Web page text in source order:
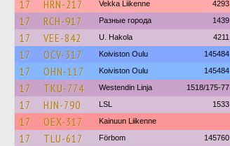
17 HRN-217 Vekka Liikenne 4293
17 RCH-917 Разные города 1439
17 VEE-842 U. Hakola 4211
17 OCV-317 Koiviston Oulu 145484
17 OHN-117 Koiviston Oulu 145484
17 TKU-774 Westendin Linja 1518/175-77
17 HJN-790 LSL 1533
17 OEX-317 Kainuun Liikenne
17 TLU-617 Förbom 145760